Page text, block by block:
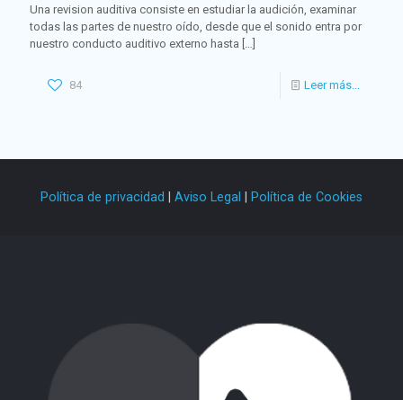
Una revision auditiva consiste en estudiar la audición, examinar
todas las partes de nuestro oído, desde que el sonido entra por
nuestro conducto auditivo externo hasta […]
84 Leer más...
Política de privacidad | Aviso Legal | Política de Cookies